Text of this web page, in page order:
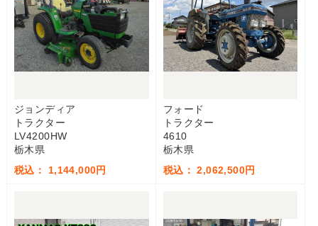
ジョンディア
トラクター
LV4200HW
栃木県
税込： 1,144,000円
フォード
トラクター
4610
栃木県
税込： 2,062,500円